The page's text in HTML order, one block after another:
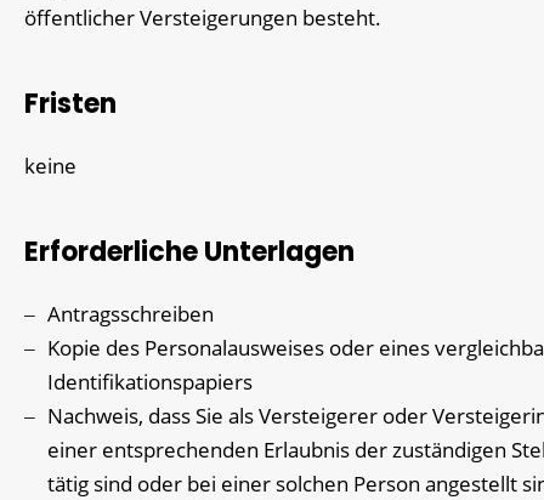
öffentlicher Versteigerungen besteht.
Fristen
keine
Erforderliche Unterlagen
Antragsschreiben
Kopie des Personalausweises oder eines
Identifikationspapiers
Nachweis, dass Sie als Versteigerer oder
einer entsprechenden Erlaubnis der zuständigen
tätig sind oder bei einer solchen Person angestellt